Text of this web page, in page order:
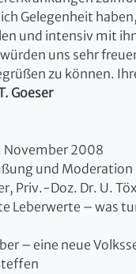
Gelegenheit
und intensiv mit
uns sehr
zu können.
Goeser
November 2008
und Moderation
Priv.-Doz. Dr. U. Töx
Leberwerte – was
– eine neue